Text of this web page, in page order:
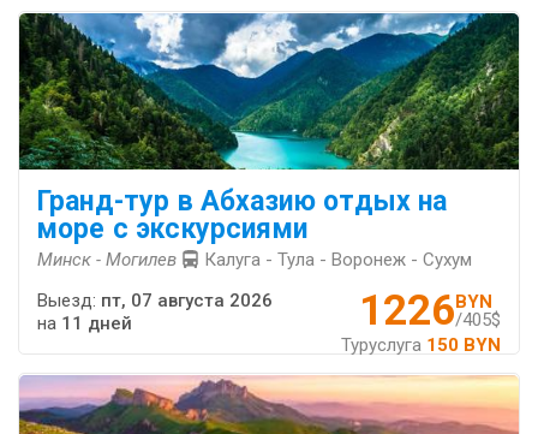
Гранд-тур в Абхазию отдых на
море с экскурсиями
Минск - Могилев Калуга - Тула - Воронеж - Сухум
1226BYN
/405$
Туруслуга 150 BYN
Выезд: пт, 07 августа 2026
на 11 дней